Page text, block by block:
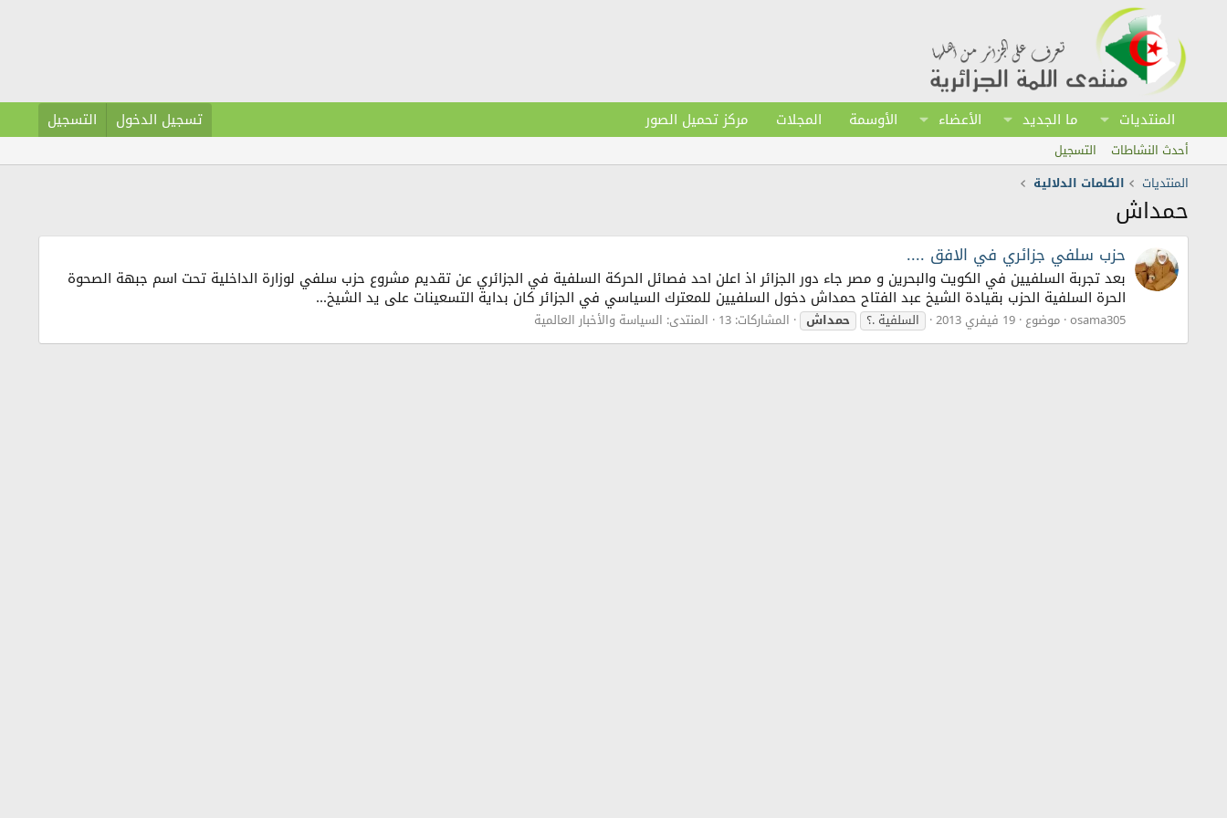
المنتديات ما الجديد الأعضاء الأوسمة المجلات مركز تحميل الصور تسجيل الدخول التسجيل
أحدث النشاطات
التسجيل
المنتديات
الكلمات الدلالية
حمداش
حزب سلفي جزائري في الافق ....
بعد تجربة السلفيين في الكويت والبحرين و مصر جاء دور الجزائر اذ اعلن احد فصائل الحركة السلفية في الجزائري عن تقديم مشروع حزب سلفي لوزارة الداخلية تحت اسم جبهة الصحوة
الحرة السلفية الحزب بقيادة الشيخ عبد الفتاح حمداش دخول السلفيين للمعترك السياسي في الجزائر كان بداية التسعينات على يد الشيخ...
osama305 موضوع 19 فيفري 2013 السلفية .؟ حمداش المشاركات: 13 المنتدى: السياسة والأخبار العالمية